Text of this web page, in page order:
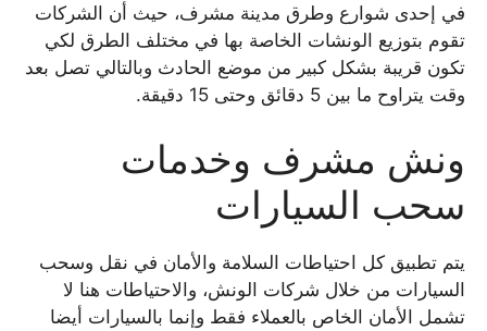
في إحدى شوارع وطرق مدينة مشرف، حيث أن الشركات
تقوم بتوزيع الونشات الخاصة بها في مختلف الطرق لكي
تكون قريبة بشكل كبير من موضع الحادث وبالتالي تصل بعد
وقت يتراوح ما بين 5 دقائق وحتى 15 دقيقة.
ونش مشرف وخدمات
سحب السيارات
يتم تطبيق كل احتياطات السلامة والأمان في نقل وسحب
السيارات من خلال شركات الونش، والاحتياطات هنا لا
تشمل الأمان الخاص بالعملاء فقط وإنما بالسيارات أيضا